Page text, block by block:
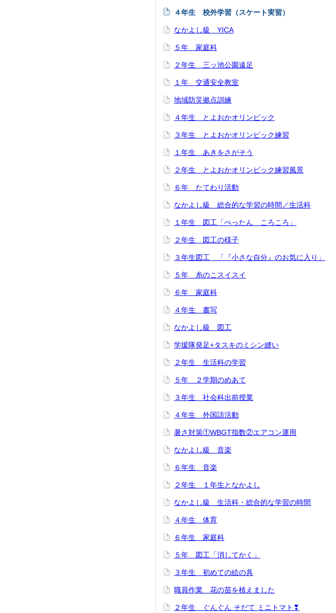
４年生 校外学習（スケート実習）
なかよし級 YICA
５年 家庭科
２年生 三ッ池公園遠足
１年 交通安全教室
地域防災拠点訓練
４年生 とよおかオリンピック
３年生 とよおかオリンピック練習
１年生 あきをさがそう
２年生 とよおかオリンピック練習風景
６年 たてわり活動
なかよし級 総合的な学習の時間／生活科
１年生 図工「ぺったん ころころ」
２年生 図工の様子
３年生図工 「『小さな自分』のお気に入り」
５年 糸のこスイスイ
６年 家庭科
４年生 書写
なかよし級 図工
学援隊発足+タスキのミシン縫い
２年生 生活科の学習
５年 ２学期のめあて
３年生 社会科出前授業
４年生 外国語活動
暑さ対策①WBGT指数②エアコン運用
なかよし級 音楽
６年生 音楽
２年生 １年生となかよし
なかよし級 生活科・総合的な学習の時間
４年生 体育
６年生 家庭科
５年 図工「消してかく」
３年生 初めての絵の具
職員作業 花の苗を植えました
２年生 ぐんぐん そだて ミニトマト❣